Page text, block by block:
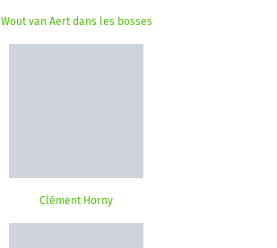
Wout van Aert dans les bosses
Clément Horny